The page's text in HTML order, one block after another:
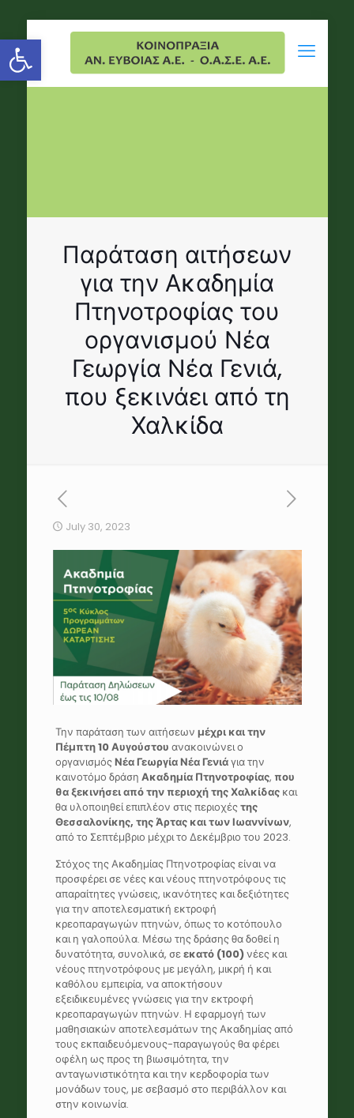
Open toolbar
Παράταση αιτήσεων
για την Ακαδημία
Πτηνοτροφίας του
οργανισμού Νέα
Γεωργία Νέα Γενιά,
που ξεκινάει από τη
Χαλκίδα
July 30, 2023
Την παράταση των αιτήσεων μέχρι και την
Πέμπτη 10 Αυγούστου ανακοινώνει ο
οργανισμόςΝέα Γεωργία Νέα Γενιάγια την
καινοτόμο δράση Ακαδημία Πτηνοτροφίας, που
θα ξεκινήσει από την περιοχή της Χαλκίδας και
θα υλοποιηθεί επιπλέον στις περιοχέςτης
Θεσσαλονίκης, της Άρτας και των Ιωαννίνων,
από το Σεπτέμβριο μέχρι το Δεκέμβριο του 2023.
Στόχος της Ακαδημίας Πτηνοτροφίας είναι να
προσφέρει σε νέες και νέους πτηνοτρόφους τις
απαραίτητες γνώσεις, ικανότητες και δεξιότητες
για την αποτελεσματική εκτροφή
κρεοπαραγωγών πτηνών, όπως το κοτόπουλο
και η γαλοπούλα. Μέσω της δράσης θα δοθεί η
δυνατότητα, συνολικά, σεεκατό (100)νέες και
νέους πτηνοτρόφους με μεγάλη, μικρή ή και
καθόλου εμπειρία, να αποκτήσουν
εξειδικευμένες γνώσεις για την εκτροφή
κρεοπαραγωγών πτηνών. Η εφαρμογή των
μαθησιακών αποτελεσμάτων της Ακαδημίας από
τους εκπαιδευόμενους-παραγωγούς θα φέρει
οφέλη ως προς τη βιωσιμότητα, την
ανταγωνιστικότητα και την κερδοφορία των
μονάδων τους, με σεβασμό στο περιβάλλον και
στην κοινωνία.